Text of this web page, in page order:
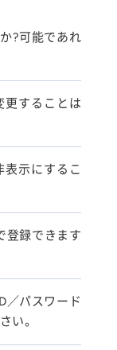
?可能であれ
更することは
表示にするこ
登録できます
／パスワード
い。